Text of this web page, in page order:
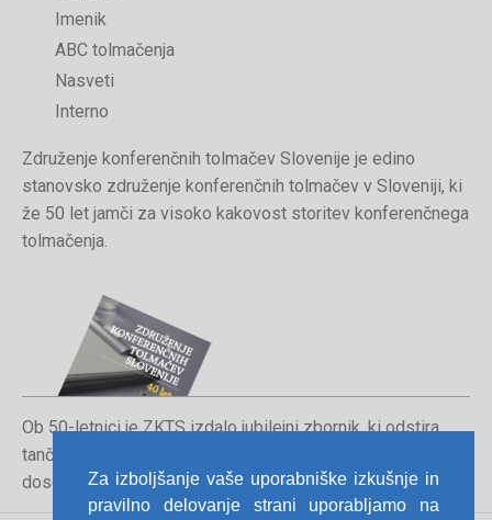
Za izboljšanje vaše uporabniške izkušnje in
pravilno delovanje strani uporabljamo na
Imenik
ABC tolmačenja
Nasveti
Interno
Združenje konferenčnih tolmačev Slovenije je edino
stanovsko združenje konferenčnih tolmačev v Sloveniji, ki
že 50 let jamči za visoko kakovost storitev konferenčnega
tolmačenja.
Ob 50-letnici je ZKTS izdalo jubilejni zbornik, ki odstira
tančice poklica konferenčnega tolmača in orisuje
dosedanjo pot združenja.